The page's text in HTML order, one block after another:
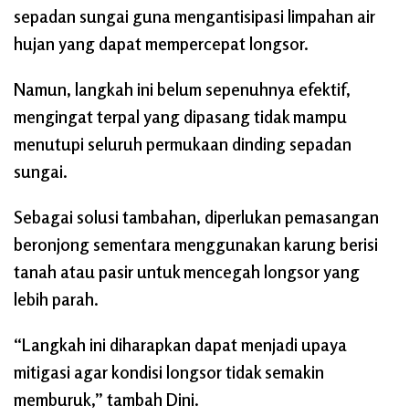
sepadan sungai guna mengantisipasi limpahan air
hujan yang dapat mempercepat longsor.
Namun, langkah ini belum sepenuhnya efektif,
mengingat terpal yang dipasang tidak mampu
menutupi seluruh permukaan dinding sepadan
sungai.
Sebagai solusi tambahan, diperlukan pemasangan
beronjong sementara menggunakan karung berisi
tanah atau pasir untuk mencegah longsor yang
lebih parah.
“Langkah ini diharapkan dapat menjadi upaya
mitigasi agar kondisi longsor tidak semakin
memburuk,” tambah Dini.